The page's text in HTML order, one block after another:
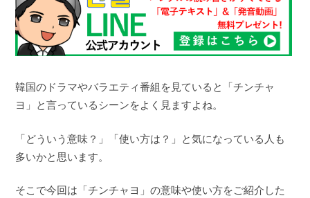
韓国のドラマやバラエティ番組を見ていると「チンチャ
ヨ」と言っているシーンをよく見ますよね。
「どういう意味？」「使い方は？」と気になっている人も
多いかと思います。
そこで今回は「チンチャヨ」の意味や使い方をご紹介した